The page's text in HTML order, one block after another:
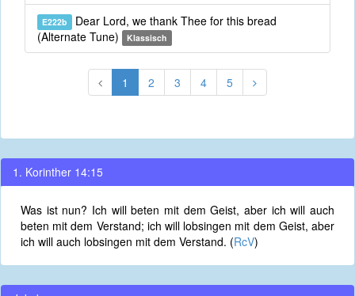
E222b Dear Lord, we thank Thee for this bread
(Alternate Tune)
Klassisch
1 2 3 4 5
1. Korinther 14:15
Was ist nun? Ich will beten mit dem Geist, aber ich will auch
beten mit dem Verstand; ich will lobsingen mit dem Geist, aber
ich will auch lobsingen mit dem Verstand. (RcV)